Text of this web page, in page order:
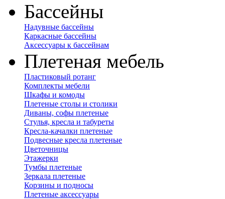
Бассейны
Надувные бассейны
Каркасные бассейны
Аксессуары к бассейнам
Плетеная мебель
Пластиковый ротанг
Комплекты мебели
Шкафы и комоды
Плетеные столы и столики
Диваны, софы плетеные
Стулья, кресла и табуреты
Кресла-качалки плетеные
Подвесные кресла плетеные
Цветочницы
Этажерки
Тумбы плетеные
Зеркала плетеные
Корзины и подносы
Плетеные аксессуары